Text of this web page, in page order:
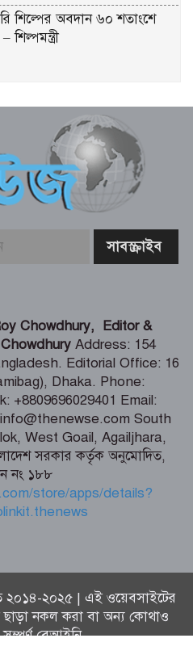
শিল্পের অবদান ৬০ শতাংশে
শিল্পমন্ত্রী
– প্রতিমন্ত্রী সুলতান
এলাকায় বিজিবি অভিযানে
ও চোরাচালান পণ্যসহ আটক-১
বন্যা মুক্ত করার পদক্ষেপ নেয়া
মাছের অভয়াশ্রম, ইজারা প্রথা
– মৎস্য ও প্রাণিসম্পদ এবং
টেকসই হবে প্রযুক্তিনির্ভর
মন্ত্রী
ইমিগ্রেশন পরিদর্শনে এসবি প্রধান,
বন্ধের নির্দেশ
Chowdhury, Editor &
Address: 154
Editorial Office: 16
Dhaka. Phone:
+8809696029401 Email:
South
West Goail, Agailjhara,
সরকার কর্তৃক অনুমোদিত,
নং ১৮৮
২০১৪-২০২৫ | এই ওয়েবসাইটের
নকল করা বা অন্য কোথাও
বেআইনি